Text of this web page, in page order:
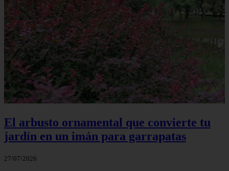
El arbusto ornamental que convierte tu
jardín en un imán para garrapatas
27/07/2026